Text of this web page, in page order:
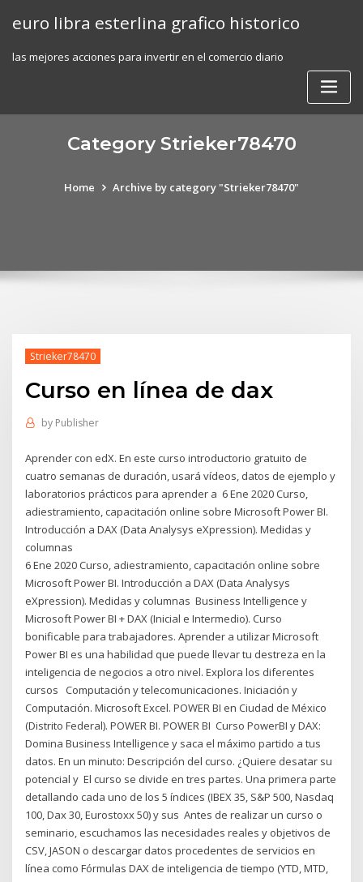
euro libra esterlina grafico historico
las mejores acciones para invertir en el comercio diario
Category Strieker78470
Home Archive by category "Strieker78470"
Strieker78470
Curso en línea de dax
by Publisher
Aprender con edX. En este curso introductorio gratuito de
cuatro semanas de duración, usará vídeos, datos de ejemplo y
laboratorios prácticos para aprender a 6 Ene 2020 Curso,
adiestramiento, capacitación online sobre Microsoft Power BI.
Introducción a DAX (Data Analysys eXpression). Medidas y
columnas
6 Ene 2020 Curso, adiestramiento, capacitación online sobre
Microsoft Power BI. Introducción a DAX (Data Analysys
eXpression). Medidas y columnas Business Intelligence y
Microsoft Power BI + DAX (Inicial e Intermedio). Curso
bonificable para trabajadores. Aprender a utilizar Microsoft
Power BI es una habilidad que puede llevar tu destreza en la
inteligencia de negocios a otro nivel. Explora los diferentes
cursos Computación y telecomunicaciones. Iniciación y
Computación. Microsoft Excel. POWER BI en Ciudad de México
(Distrito Federal). POWER BI. POWER BI Curso PowerBI y DAX:
Domina Business Intelligence y saca el máximo partido a tus
datos. En un minuto: Descripción del curso. ¿Quiere desatar su
potencial y El curso se divide en tres partes. Una primera parte
detallando cada uno de los 5 índices (IBEX 35, S&P 500, Nasdaq
100, Dax 30, Eurostoxx 50) y sus Antes de realizar un curso o
seminario, escuchamos las necesidades reales y objetivos de
CSV, JASON o descargar datos procedentes de servicios en
línea como Fórmulas DAX de inteligencia de tiempo (YTD, MTD,